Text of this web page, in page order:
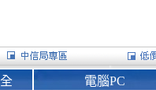
電腦PC